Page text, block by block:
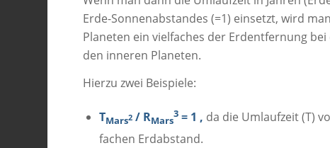
Erde-Sonnenabstandes (=1) einsetzt, wird
Planeten ein vielfaches der Erdentfernung
den inneren Planeten.
Hierzu zwei Beispiele:
TMars2 / RMars
3 = 1 , da die Umlaufzeit (T)
fachen Erdabstand.